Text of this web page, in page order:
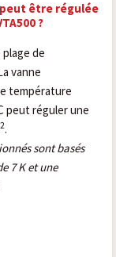
peut être régulée
?
de
vanne
température
peut réguler une
2.
sont basés
7 K et une